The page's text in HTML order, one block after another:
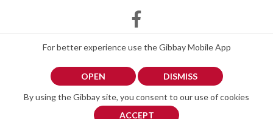
© 2026 Gibbay. All Rights Reserved
For better experience use the Gibbay Mobile App
OPEN
DISMISS
By using the Gibbay site, you consent to our use of cookies
ACCEPT